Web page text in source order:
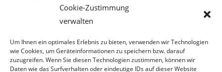
Cookie-Zustimmung
verwalten
Um Ihnen ein optimales Erlebnis zu bieten, verwenden wir Technologien
wie Cookies, um Geräteinformationen zu speichern bzw. darauf
zuzugreifen. Wenn Sie diesen Technologien zustimmen, können wir
Daten wie das Surfverhalten oder eindeutige IDs auf dieser Website
Nach Preis filtern